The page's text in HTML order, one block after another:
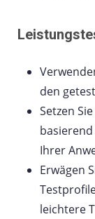
den
Setzen
Ihrer
Erwägen
leichtere